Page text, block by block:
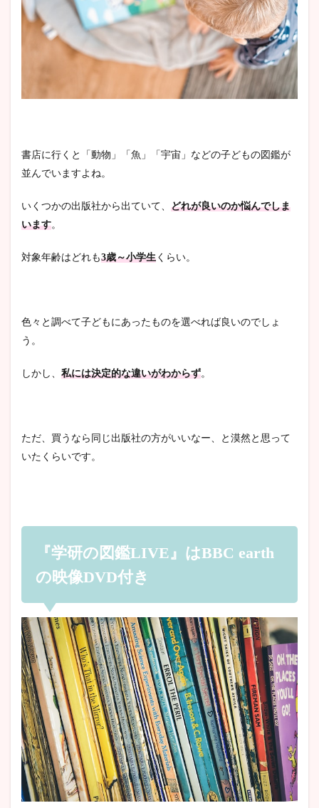
書店に行くと「動物」「魚」「宇宙」などの子どもの図鑑が
並んでいますよね。
いくつかの出版社から出ていて、 どれが良いのか悩んでしま
います。
対象年齢はどれも3歳～小学生 くらい。
色々と調べて子どもにあったものを選べれば良いのでしょ
う。
しかし、 私には決定的な違いがわからず。
ただ、買うなら同じ出版社の方がいいなー、と漠然と思って
いたくらいです。
『学研の図鑑LIVE』はBBC earth
の映像DVD付き